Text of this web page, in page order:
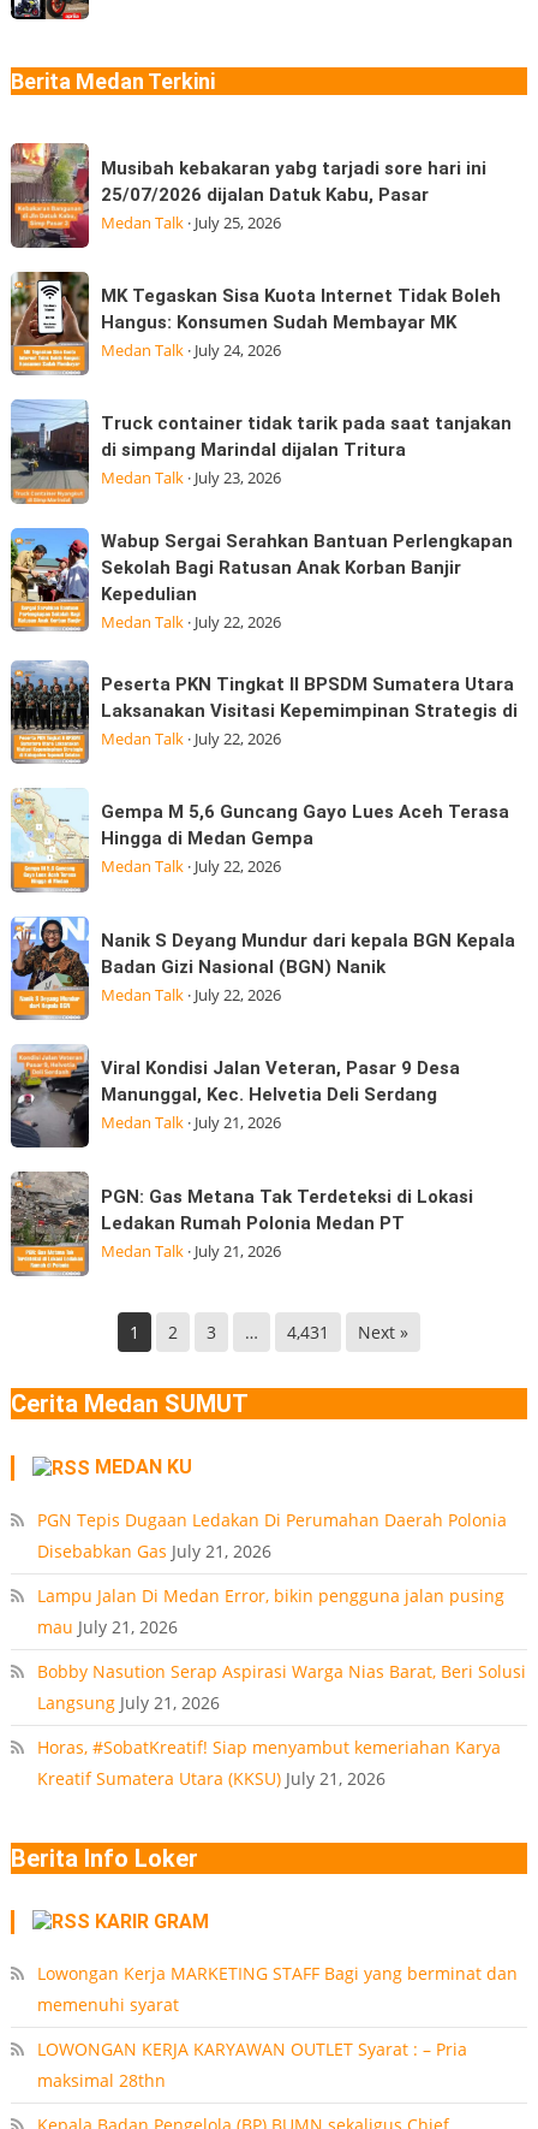
Sudah
Makan
MotoGP?
SR-
GT
dan
Moto
GP
Edition
hadir
Berita Medan Terkini
Musibah
kebakaran
yabg
tarjadi
sore
hari
ini
25/07/2026
Datuk
Kabu,
Pasar
Musibah kebakaran yabg tarjadi sore hari ini
25/07/2026 dijalan Datuk Kabu, Pasar
Medan Talk· July 25, 2026
MK
Tegaskan
Sisa
Kuota
Internet
Tidak
Boleh
Hangus:
Sudah
Membayar
MK
MK Tegaskan Sisa Kuota Internet Tidak Boleh
Hangus: Konsumen Sudah Membayar MK
Medan Talk· July 24, 2026
Truck
container
tidak
tarik
pada
saat
tanjakan
di
Marindal
dijalan
Tritura
Truck container tidak tarik pada saat tanjakan
di simpang Marindal dijalan Tritura
Medan Talk· July 23, 2026
Wabup
Sergai
Serahkan
Bantuan
Perlengkapan
Sekolah
Bagi
Ratusan
Anak
Korban
Banjir
Kepedulian
Wabup Sergai Serahkan Bantuan Perlengkapan
Sekolah Bagi Ratusan Anak Korban Banjir
Kepedulian
Medan Talk· July 22, 2026
Peserta
PKN
Tingkat
II
BPSDM
Sumatera
Utara
Laksanakan
Kepemimpinan
Strategis
di
Peserta PKN Tingkat II BPSDM Sumatera Utara
Laksanakan Visitasi Kepemimpinan Strategis di
Medan Talk· July 22, 2026
Gempa
M
5,6
Guncang
Gayo
Lues
Aceh
Terasa
di
Medan
Gempa
Gempa M 5,6 Guncang Gayo Lues Aceh Terasa
Hingga di Medan Gempa
Medan Talk· July 22, 2026
Nanik
S
Deyang
Mundur
dari
kepala
BGN
Kepala
Gizi
Nasional
(BGN) Nanik
Nanik S Deyang Mundur dari kepala BGN Kepala
Badan Gizi Nasional (BGN) Nanik
Medan Talk· July 22, 2026
Viral
Kondisi
Jalan
Veteran,
Pasar
9
Desa
Manunggal,
Viral Kondisi Jalan Veteran, Pasar 9 Desa
Manunggal, Kec. Helvetia Deli Serdang
Medan Talk· July 21, 2026
PGN:
Gas
Metana
Tak
Ledakan
Rumah
Medan
PGN: Gas Metana Tak Terdeteksi di Lokasi
Ledakan Rumah Polonia Medan PT
Medan Talk· July 21, 2026
1 2 3 … 4,431 Next »
Cerita Medan SUMUT
MEDAN KU
PGN Tepis Dugaan Ledakan Di Perumahan Daerah Polonia
Disebabkan Gas July 21, 2026
Lampu Jalan Di Medan Error, bikin pengguna jalan pusing
mau July 21, 2026
Bobby Nasution Serap Aspirasi Warga Nias Barat, Beri Solusi
Langsung July 21, 2026
Horas, #SobatKreatif! Siap menyambut kemeriahan Karya
Kreatif Sumatera Utara (KKSU) July 21, 2026
Berita Info Loker
KARIR GRAM
Lowongan Kerja MARKETING STAFF Bagi yang berminat dan
memenuhi syarat
LOWONGAN KERJA KARYAWAN OUTLET Syarat : – Pria
maksimal 28thn